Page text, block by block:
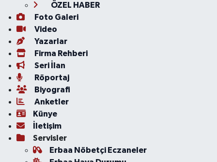
ÖZEL HABER
Foto Galeri
Video
Yazarlar
Firma Rehberi
Seri İlan
Röportaj
Biyografi
Anketler
Künye
İletişim
Servisler
Erbaa Nöbetçi Eczaneler